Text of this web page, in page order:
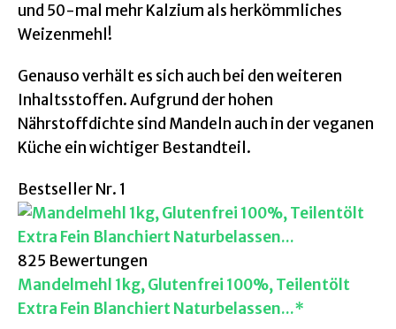
und 50-mal mehr Kalzium als herkömmliches
Weizenmehl!
Genauso verhält es sich auch bei den weiteren
Inhaltsstoffen. Aufgrund der hohen
Nährstoffdichte sind Mandeln auch in der veganen
Küche ein wichtiger Bestandteil.
Bestseller Nr. 1
825 Bewertungen
Mandelmehl 1kg, Glutenfrei 100%, Teilentölt
Extra Fein Blanchiert Naturbelassen...*